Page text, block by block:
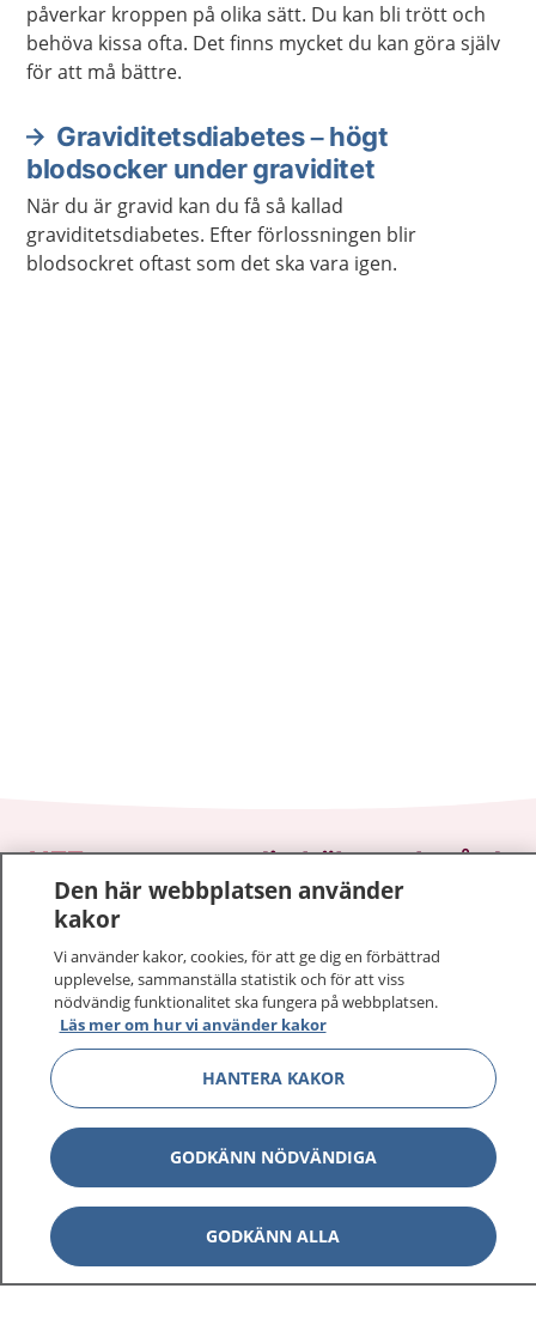
påverkar kroppen på olika sätt. Du kan bli trött och
behöva kissa ofta. Det finns mycket du kan göra själv
för att må bättre.
Graviditetsdiabetes – högt
blodsocker under graviditet
När du är gravid kan du få så kallad
graviditetsdiabetes. Efter förlossningen blir
blodsockret oftast som det ska vara igen.
1177–tryggt om din hälsa och vård
På 1177.se får du råd om hälsa och information om
sjukdomar och vilka mottagningar du kan kontakta.
Logga in för att läsa din journal och göra dina
vårdärenden. Ring telefonnummer 1177 för
sjukvårdsrådgivning dygnet runt.
1177 ger dig råd när du vill må bättre.
1177 på flera språk Visa
Om 1177 Visa
Den här webbplatsen använder
kakor
Vi använder kakor, cookies, för att ge dig en förbättrad
upplevelse, sammanställa statistik och för att viss
nödvändig funktionalitet ska fungera på webbplatsen.
Läs mer om hur vi använder kakor
HANTERA KAKOR
GODKÄNN NÖDVÄNDIGA
GODKÄNN ALLA